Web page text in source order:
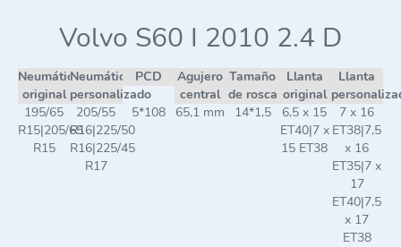
Volvo S60 I 2010 2.4 D
Neumático
original
Neumático
personalizado
PCD
Agujero
central
Tamaño
de rosca
Llanta
original
Llanta
195/65
R15|205/65
R15
205/55
R16|225/50
R16|225/45
R17
5*108 65,1 mm 14*1,5
6,5 x 15
ET40|7 x
15 ET38
7 x 16
ET38|7,5
x 16
ET35|7 x
17
ET40|7,5
x 17
ET38